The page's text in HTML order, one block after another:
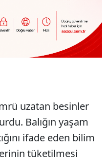
uzatan besinler
Balığın yaşam
ifade eden bilim
tüketilmesi